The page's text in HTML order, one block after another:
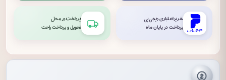
خرید اعتباری دیجی‌پی
پرداخت در پایان ماه
پرداخت در محل
تحویل و پرداخت راحت